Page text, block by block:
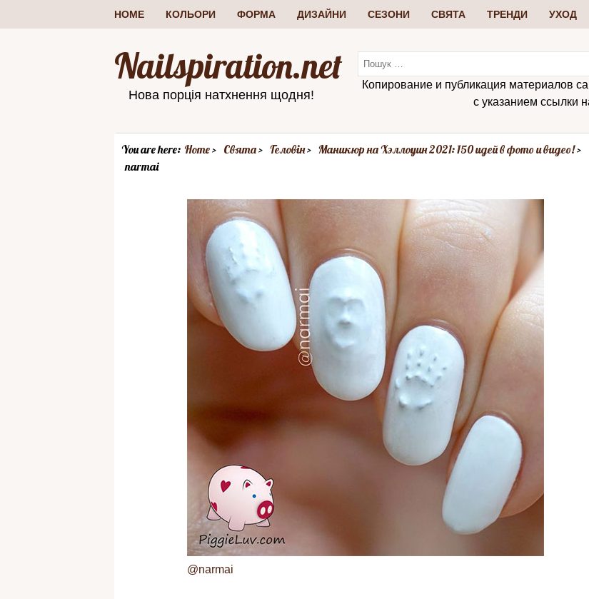
HOME КОЛЬОРИ ФОРМА ДИЗАЙНИ СЕЗОНИ СВЯТА ТРЕНДИ УХОД
Nailspiration.net
Нова порція натхнення щодня!
Копирование и публикация материалов
с указанием ссылки
You are here: Home Свята Геловін
Маникюр на Хэллоуин 2021: 150 идей в фото и видео!
narmai
@narmai